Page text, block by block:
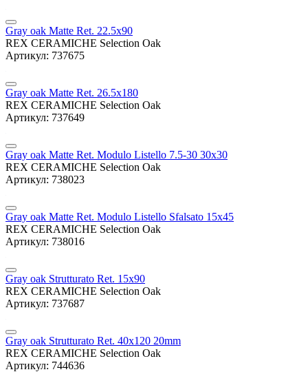
Gray oak Matte Ret. 22.5x90
REX CERAMICHE Selection Oak
Артикул: 737675
Gray oak Matte Ret. 26.5x180
REX CERAMICHE Selection Oak
Артикул: 737649
Gray oak Matte Ret. Modulo Listello 7.5-30 30x30
REX CERAMICHE Selection Oak
Артикул: 738023
Gray oak Matte Ret. Modulo Listello Sfalsato 15x45
REX CERAMICHE Selection Oak
Артикул: 738016
Gray oak Strutturato Ret. 15x90
REX CERAMICHE Selection Oak
Артикул: 737687
Gray oak Strutturato Ret. 40x120 20mm
REX CERAMICHE Selection Oak
Артикул: 744636